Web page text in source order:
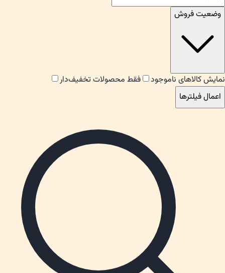
وضعیت فروش
نمایش کالاهای ناموجود
فقط محصولات تخفیف‌دار
اعمال فیلترها